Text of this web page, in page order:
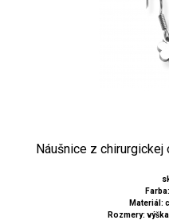
Náušnice z
Materiál:
Rozmery: